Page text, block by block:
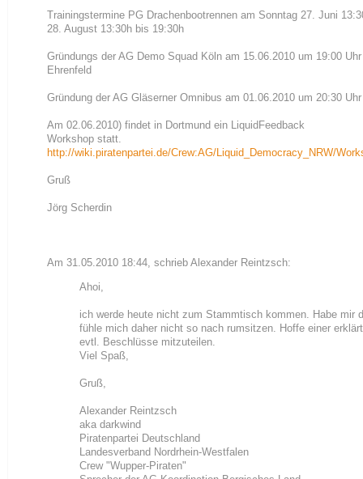
Trainingstermine PG Drachenbootrennen am Sonntag 27. Juni
28. August 13:30h bis 19:30h
Gründungs der AG Demo Squad Köln am 15.06.2010 um 19:00
Ehrenfeld
Gründung der AG Gläserner Omnibus am 01.06.2010 um 20:30
Am 02.06.2010) findet in Dortmund ein LiquidFeedback
http://wiki.piratenpartei.de/Crew:AG/Liquid_Democracy_NRW/
Gruß
Jörg Scherdin
Am 31.05.2010 18:44, schrieb Alexander Reintzsch:
Ahoi,
ich werde heute nicht zum Stammtisch kommen. Habe mir
fühle mich daher nicht so nach rumsitzen. Hoffe einer
evtl. Beschlüsse mitzuteilen.
Viel Spaß,
Gruß,
Alexander Reintzsch
aka darkwind
Piratenpartei Deutschland
Landesverband Nordrhein-Westfalen
Crew "Wupper-Piraten"